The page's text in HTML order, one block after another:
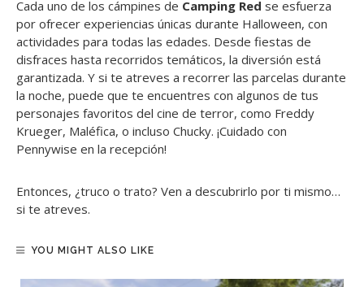
Cada uno de los cámpines de Camping Red se esfuerza
por ofrecer experiencias únicas durante Halloween, con
actividades para todas las edades. Desde fiestas de
disfraces hasta recorridos temáticos, la diversión está
garantizada. Y si te atreves a recorrer las parcelas durante
la noche, puede que te encuentres con algunos de tus
personajes favoritos del cine de terror, como Freddy
Krueger, Maléfica, o incluso Chucky. ¡Cuidado con
Pennywise en la recepción!
Entonces, ¿truco o trato? Ven a descubrirlo por ti mismo…
si te atreves.
YOU MIGHT ALSO LIKE